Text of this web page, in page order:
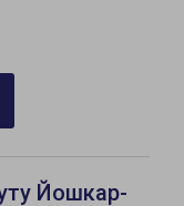
Йошкар-